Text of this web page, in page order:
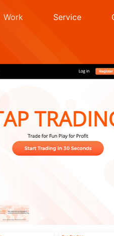
Work Service